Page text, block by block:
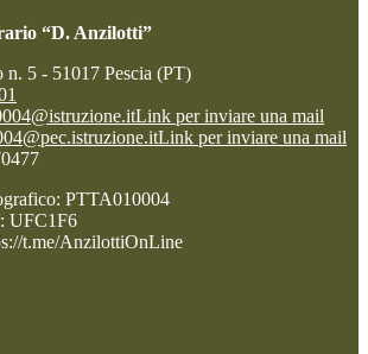
“D. Anzilotti”
n. 5 - 51017 Pescia (PT)
Link per inviare una mail
Link per inviare una mail
PTTA010004
UFC1F6
t.me/AnzilottiOnLine